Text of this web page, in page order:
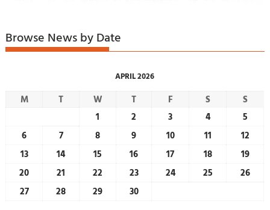
Browse News by Date
APRIL 2026
M T W T F S
S
1
2 3 4
5
6
7 8 9 10 11
12
13
14 15 16 17 18
19
20
21 22 23 24 25
26
27
28 29 30